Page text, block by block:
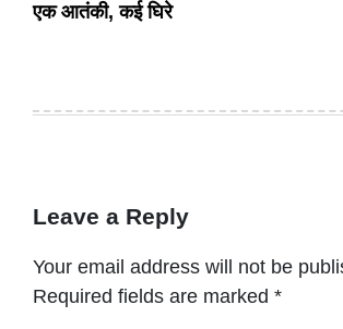
एक आतंकी, कई घिरे
Leave a Reply
Your email address will not be
Required fields are marked *